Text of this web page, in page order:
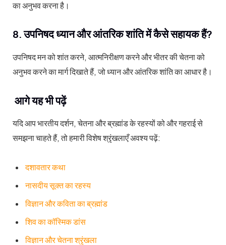
का अनुभव करना है।
8. उपनिषद ध्यान और आंतरिक शांति में कैसे सहायक हैं?
उपनिषद मन को शांत करने, आत्मनिरीक्षण करने और भीतर की चेतना को
अनुभव करने का मार्ग दिखाते हैं, जो ध्यान और आंतरिक शांति का आधार है।
आगे यह भी पढ़ें
यदि आप भारतीय दर्शन, चेतना और ब्रह्मांड के रहस्यों को और गहराई से
समझना चाहते हैं, तो हमारी विशेष श्रृंखलाएँ अवश्य पढ़ें:
दशावतार कथा
नासदीय सूक्त का रहस्य
विज्ञान और कविता का ब्रह्मांड
शिव का कॉस्मिक डांस
विज्ञान और चेतना श्रृंखला